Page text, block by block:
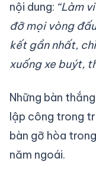
nội dung: “Làm
đỡ mọi vòng
kết gần nhất,
xuống xe buýt,
Những bàn
lập công trong
bàn gỡ hòa
năm ngoái.